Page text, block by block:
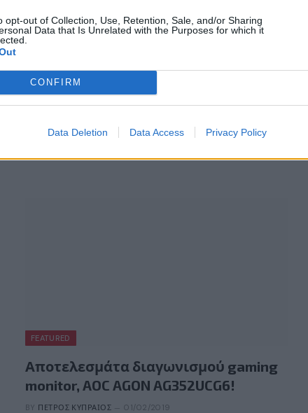
opt-out of Collection, Use, Retention, Sale, and/or Sharing
Data that Is Unrelated with the Purposes for which it
CONFIRM
Data Deletion Data Access Privacy Policy
ΔΙΑΓΩΝΙΣΜΟΊ
Αποτελέσματα διαγωνισμού Trials
BY ΠΈΤΡΟΣ ΚΥΠΡΑΊΟΣ
σούπερ διαγωνισμό μας για τα εκπληκτικά δώρα
FEATURED
Αποτελεσμάτα διαγωνισμού gaming
monitor, AOC AGON AG352UCG6!
BY ΠΈΤΡΟΣ ΚΥΠΡΑΊΟΣ 01/02/2019